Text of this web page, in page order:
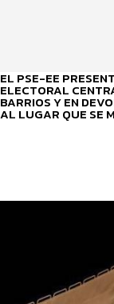
EL PSE-EE
ELECTORAL
BARRIOS Y EN
AL LUGAR QUE SE